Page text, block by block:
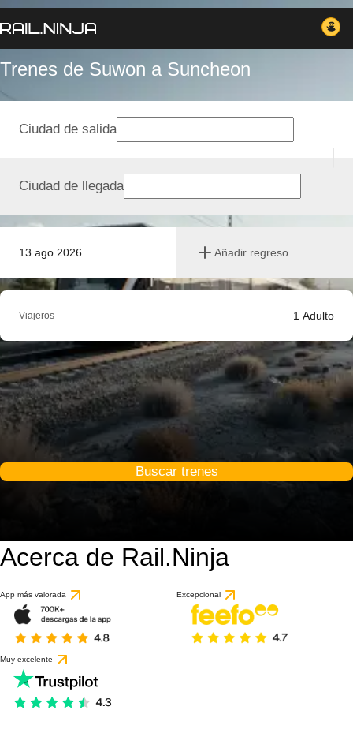
Trenes de Suwon a Suncheon
13 ago 2026 Añadir regreso
Ciudad de salida
Ciudad de llegada
Viajeros 1 Adulto
Buscar trenes
Acerca de Rail.Ninja
App más valorada Excepcional
Muy excelente